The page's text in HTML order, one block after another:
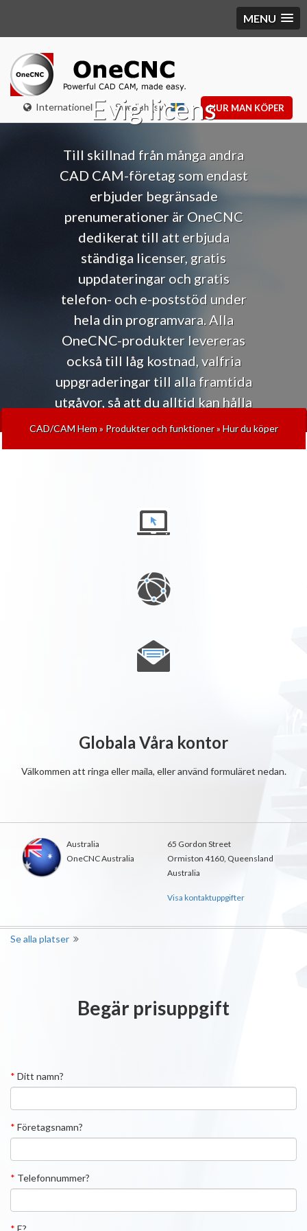
MENU
Internationell HUR MAN KÖPER
Swedish (sv)
Evig licens
Till skillnad från många andra
CAD CAM-företag som endast
erbjuder begränsade
prenumerationer är OneCNC
dedikerat till att erbjuda
ständiga licenser, gratis
uppdateringar och gratis
telefon- och e-poststöd under
hela din programvara. Alla
OneCNC-produkter levereras
också till låg kostnad, valfria
uppgraderingar till alla framtida
utgåvor, så att du alltid kan hålla
dig uppdaterad med den senaste
CAD/CAM Hem» Produkter och funktioner»Hur du köper
Globala Våra kontor
Välkommen att ringa eller maila, eller använd formuläret nedan.
Australia
OneCNC Australia
65 Gordon Street
Ormiston 4160, Queensland
Australia
Visa kontaktuppgifter
Se alla platser
Begär prisuppgift
* Ditt namn?
* Företagsnamn?
* Telefonnummer?
* E?